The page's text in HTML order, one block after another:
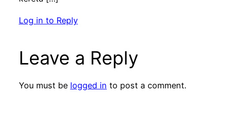
Log in to Reply
Leave a Reply
You must be logged in to post a comment.